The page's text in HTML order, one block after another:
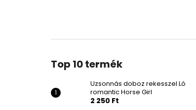
Top 10 termék
Uzsonnás doboz rekesszel Ló
romantic Horse Girl
2 250 Ft